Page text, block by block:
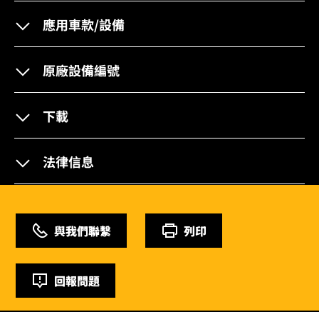
應用車款/設備
原廠設備編號
下載
法律信息
與我們聯繫 列印
回報問題